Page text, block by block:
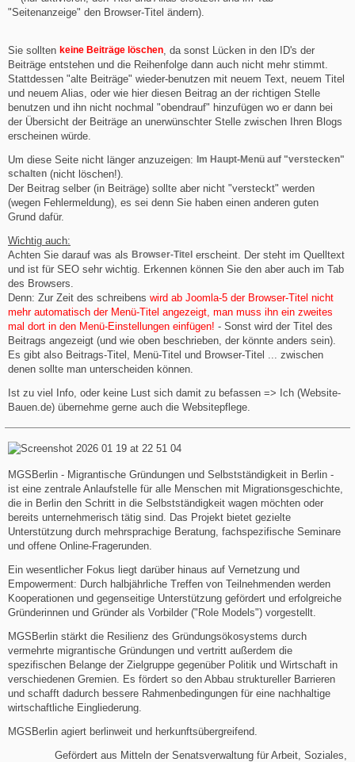
"Seitenanzeige" den Browser-Titel ändern).
Sie sollten keine Beiträge löschen , da sonst Lücken in den ID's der
Beiträge entstehen und die Reihenfolge dann auch nicht mehr stimmt.
Stattdessen "alte Beiträge" wieder-benutzen mit neuem Text, neuem Titel
und neuem Alias, oder wie hier diesen Beitrag an der richtigen Stelle
benutzen und ihn nicht nochmal "obendrauf" hinzufügen wo er dann bei
der Übersicht der Beiträge an unerwünschter Stelle zwischen Ihren Blogs
erscheinen würde.
Um diese Seite nicht länger anzuzeigen: Im Haupt-Menü auf "verstecken"
schalten (nicht löschen!).
Der Beitrag selber (in Beiträge) sollte aber nicht "versteckt" werden
(wegen Fehlermeldung), es sei denn Sie haben einen anderen guten
Grund dafür.
Wichtig auch:
Achten Sie darauf was als Browser-Titel erscheint. Der steht im Quelltext
und ist für SEO sehr wichtig. Erkennen können Sie den aber auch im Tab
des Browsers.
Denn: Zur Zeit des schreibens wird ab Joomla-5 der Browser-Titel nicht
mehr automatisch der Menü-Titel angezeigt, man muss ihn ein zweites
mal dort in den Menü-Einstellungen einfügen! - Sonst wird der Titel des
Beitrags angezeigt (und wie oben beschrieben, der könnte anders sein).
Es gibt also Beitrags-Titel, Menü-Titel und Browser-Titel ... zwischen
denen sollte man unterscheiden können.
Ist zu viel Info, oder keine Lust sich damit zu befassen => Ich (Website-
Bauen.de) übernehme gerne auch die Websitepflege.
MGSBerlin - Migrantische Gründungen und Selbstständigkeit in Berlin -
ist eine zentrale Anlaufstelle für alle Menschen mit Migrationsgeschichte,
die in Berlin den Schritt in die Selbstständigkeit wagen möchten oder
bereits unternehmerisch tätig sind. Das Projekt bietet gezielte
Unterstützung durch mehrsprachige Beratung, fachspezifische Seminare
und offene Online-Fragerunden.
Ein wesentlicher Fokus liegt darüber hinaus auf Vernetzung und
Empowerment: Durch halbjährliche Treffen von Teilnehmenden werden
Kooperationen und gegenseitige Unterstützung gefördert und erfolgreiche
Gründerinnen und Gründer als Vorbilder ("Role Models") vorgestellt.
MGSBerlin stärkt die Resilienz des Gründungsökosystems durch
vermehrte migrantische Gründungen und vertritt außerdem die
spezifischen Belange der Zielgruppe gegenüber Politik und Wirtschaft in
verschiedenen Gremien. Es fördert so den Abbau struktureller Barrieren
und schafft dadurch bessere Rahmenbedingungen für eine nachhaltige
wirtschaftliche Eingliederung.
MGSBerlin agiert berlinweit und herkunftsübergreifend.
Gefördert aus Mitteln der Senatsverwaltung für Arbeit, Soziales,